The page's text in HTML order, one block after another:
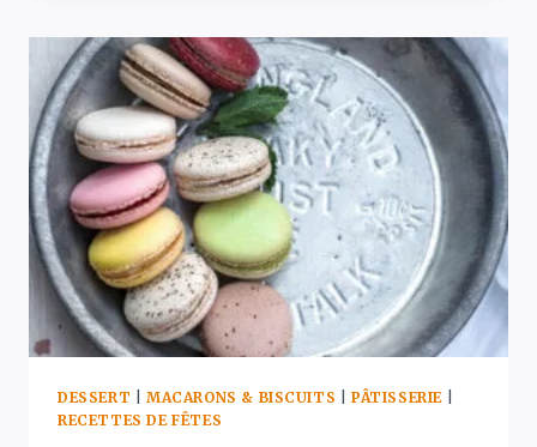
NOËL
GRECS
AU
MIEL,
ORANGE
ET
NOIX
DESSERT MACARONS & BISCUITS |PÂTISSERIE
RECETTES DE FÊTES